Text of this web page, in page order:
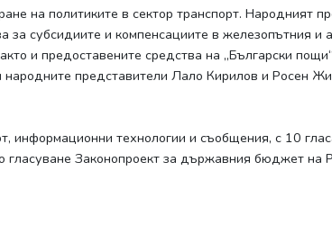
на политиките в сектор транспорт. Народният
субсидиите и компенсациите в железопътния и
и предоставените средства на „Български
представители Лало Кирилов и Росен
информационни технологии и съобщения, с 10
Законопроект за държавния бюджет